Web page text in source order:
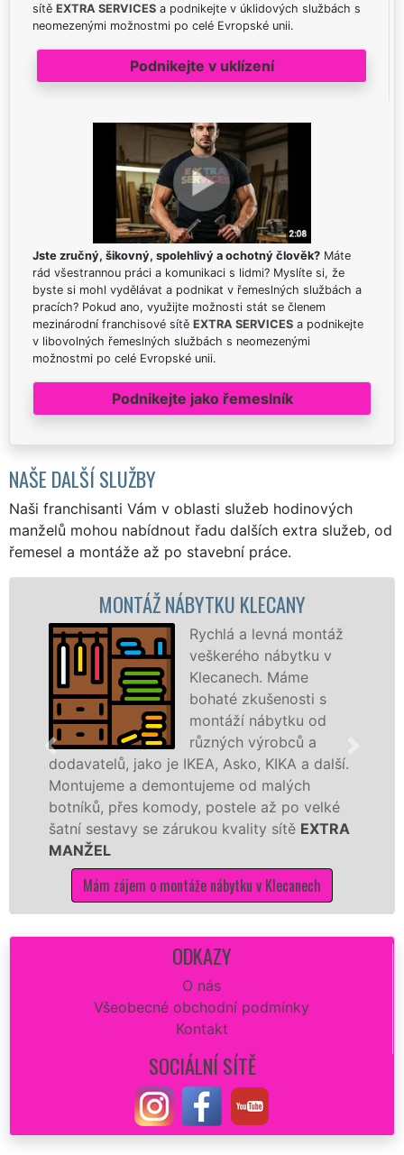
sítě EXTRA SERVICES a podnikejte v úklidových službách s
neomezenými možnostmi po celé Evropské unii.
Podnikejte v uklízení
Jste zručný, šikovný, spolehlivý a ochotný člověk? Máte
rád všestrannou práci a komunikaci s lidmi? Myslíte si, že
byste si mohl vydělávat a podnikat v řemeslných službách a
pracích? Pokud ano, využijte možnosti stát se členem
mezinárodní franchisové sítě EXTRA SERVICES a podnikejte
v libovolných řemeslných službách s neomezenými
možnostmi po celé Evropské unii.
Podnikejte jako řemeslník
NAŠE DALŠÍ SLUŽBY
Naši franchisanti Vám v oblasti služeb hodinových
manželů mohou nabídnout řadu dalších extra služeb, od
řemesel a montáže až po stavební práce.
MONTÁŽ NÁBYTKU KLECANY
Rychlá a levná montáž
veškerého nábytku v
Klecanech. Máme
bohaté zkušenosti s
montáží nábytku od
různých výrobců a
jako je IKEA, Asko, KIKA a další.
a demontujeme od malých
přes komody, postele až po velké
se zárukou kvality sítěEXTRA
zájem o montáže nábytku v Klecanech
různých
tuto
ODKAZY
O nás
Všeobecné obchodní podmínky
Kontakt
SOCIÁLNÍ SÍTĚ